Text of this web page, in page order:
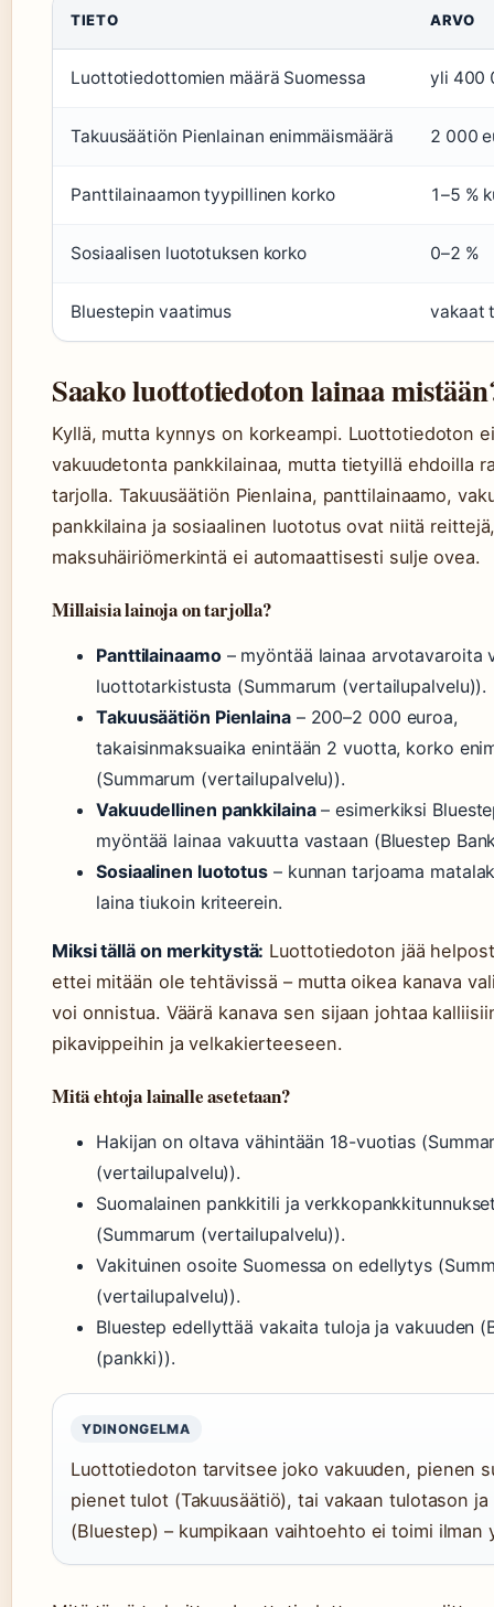
TIETO ARVO
Luottotiedottomien määrä Suomessa yli 400
Takuusäätiön Pienlainan enimmäismäärä 2 000
Panttilainaamon tyypillinen korko 1–5 %
Sosiaalisen luototuksen korko 0–2 %
Bluestepin vaatimus vakaat
Saako luottotiedoton lainaa
Kyllä, mutta kynnys on korkeampi. Luottotiedoton
vakuudetonta pankkilainaa, mutta tietyillä ehdoilla
tarjolla. Takuusäätiön Pienlaina, panttilainaamo,
pankkilaina ja sosiaalinen luototus ovat niitä
maksuhäiriömerkintä ei automaattisesti sulje ovea.
Millaisia lainoja on tarjolla?
Panttilainaamo– myöntää lainaa arvotavaroita
luottotarkistusta (Summarum (vertailupalvelu)).
Takuusäätiön Pienlaina– 200–2 000 euroa,
takaisinmaksuaika enintään 2 vuotta, korko
(Summarum (vertailupalvelu)).
Vakuudellinen pankkilaina– esimerkiksi
myöntää lainaa vakuutta vastaan (Bluestep
Sosiaalinen luototus – kunnan tarjoama
laina tiukoin kriteerein.
Miksi tällä on merkitystä: Luottotiedoton jää
ettei mitään ole tehtävissä – mutta oikea kanava
voi onnistua. Väärä kanava sen sijaan johtaa
pikavippeihin ja velkakierteeseen.
Mitä ehtoja lainalle asetetaan?
Hakijan on oltava vähintään 18-vuotias
(vertailupalvelu)).
Suomalainen pankkitili ja
(Summarum (vertailupalvelu)).
Vakituinen osoite Suomessa on edellytys
(vertailupalvelu)).
Bluestep edellyttää vakaita tuloja ja vakuuden
(pankki)).
YDINONGELMA
Luottotiedoton tarvitsee joko vakuuden, pienen
pienet tulot (Takuusäätiö), tai vakaan tulotason ja
(Bluestep) – kumpikaan vaihtoehto ei toimi ilman